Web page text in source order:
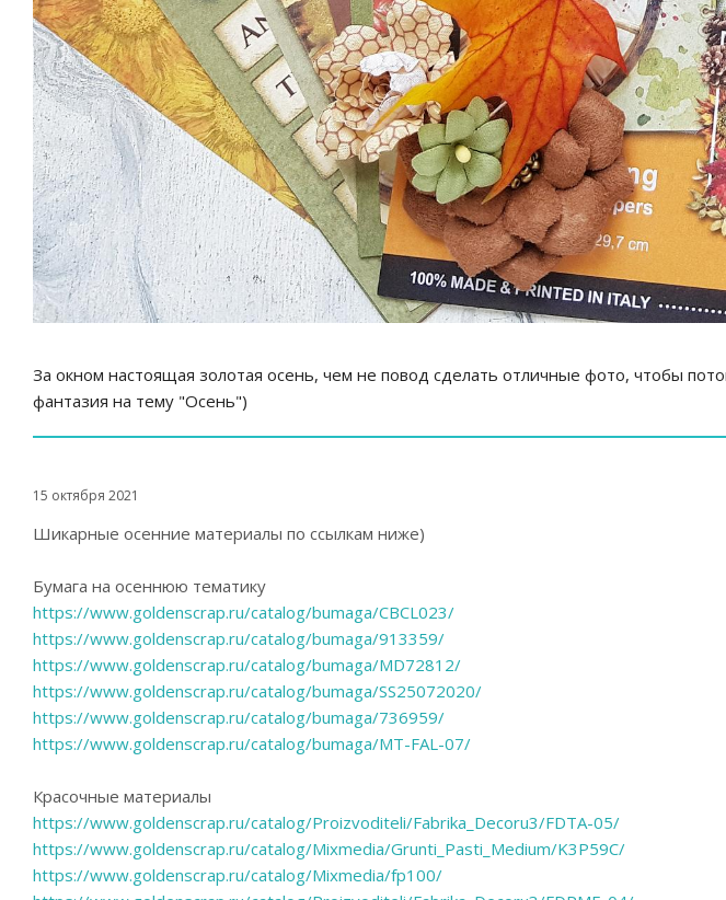
За окном настоящая золотая осень, чем не повод сделать отличные фото, чтобы
фантазия на тему "Осень")
15 октября 2021
Шикарные осенние материалы по ссылкам ниже)
Бумага на осеннюю тематику
https://www.goldenscrap.ru/catalog/bumaga/CBCL023/
https://www.goldenscrap.ru/catalog/bumaga/913359/
https://www.goldenscrap.ru/catalog/bumaga/MD72812/
https://www.goldenscrap.ru/catalog/bumaga/SS25072020/
https://www.goldenscrap.ru/catalog/bumaga/736959/
https://www.goldenscrap.ru/catalog/bumaga/MT-FAL-07/
Красочные материалы
https://www.goldenscrap.ru/catalog/Proizvoditeli/Fabrika_Decoru3/FDTA-05/
https://www.goldenscrap.ru/catalog/Mixmedia/Grunti_Pasti_Medium/K3P59C/
https://www.goldenscrap.ru/catalog/Mixmedia/fp100/